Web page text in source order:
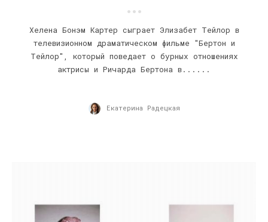
Хелена Бонэм Картер сыграет Элизабет Тейлор в
телевизионном драматическом фильме "Бертон и
Тейлор", который поведает о бурных отношениях
актрисы и Ричарда Бертона в......
Екатерина Радецкая